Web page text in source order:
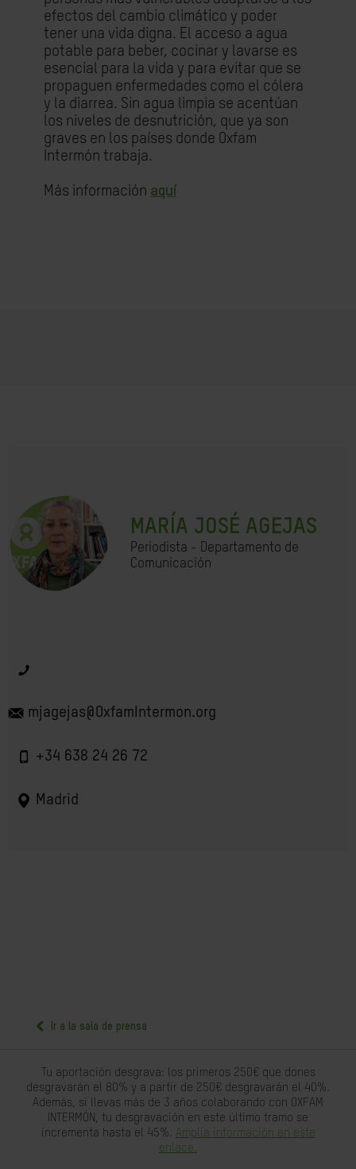
efectos del cambio climático y poder
tener una vida digna. El acceso a agua
potable para beber, cocinar y lavarse es
esencial para la vida y para evitar que se
propaguen enfermedades como el cólera
y la diarrea. Sin agua limpia se acentúan
los niveles de desnutrición, que ya son
graves en los países donde Oxfam
Intermón trabaja.
Más información aquí
MARÍA JOSÉ AGEJAS
Periodista - Departamento de
Comunicación
mjagejas@OxfamIntermon.org
+34 638 24 26 72
Madrid
Ir a la sala de prensa
Tu aportación desgrava: los primeros 250€ que dones
desgravarán el 80% y a partir de 250€ desgravarán el 40%.
Además, si llevas más de 3 años colaborando con OXFAM
INTERMÓN, tu desgravación en este último tramo se
incrementa hasta el 45%. Amplia información en este
enlace.